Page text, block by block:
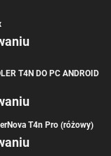
T4N DO PC ANDROID
T4n Pro (różowy)